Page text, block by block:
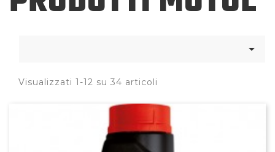

Visualizzati 1-12 su 34 articoli